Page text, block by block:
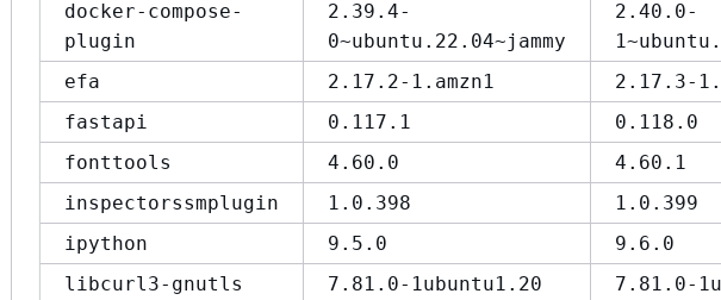
docker-compose-
plugin
2.39.4-
0~ubuntu.22.04~jammy
2.40.0-
efa
2.17.2-1.amzn1
2.17.3-
fastapi
0.117.1
0.118.0
fonttools
4.60.0
4.60.1
inspectorssmplugin
1.0.398
1.0.399
ipython
9.5.0
9.6.0
libcurl3-gnutls
7.81.0-1ubuntu1.20
7.81.0-